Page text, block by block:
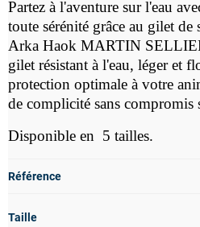
Partez à l'aventure sur l'eau
toute sérénité grâce au gilet de
Arka Haok MARTIN
gilet résistant à l'eau, léger et
protection optimale à votre
de complicité sans compromis
Disponible en 5 tailles.
Référence
Taille